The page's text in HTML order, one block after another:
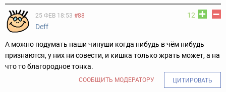
12
25 ФЕВ 18:53 #88
Deff
А можно подумать наши чинуши когда нибудь в чём нибудь
признаются, у них ни совести, и кишка только жрать может, а на
что то благородное тонка.
СООБЩИТЬ МОДЕРАТОРУ ЦИТИРОВАТЬ